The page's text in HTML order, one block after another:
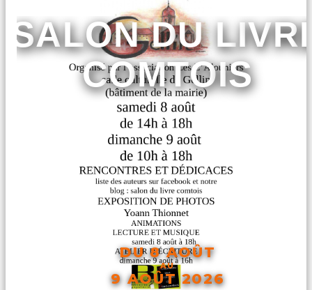
SALON DU
COMTOIS
DU 8 AOÛT
AU
9 AOÛT 2026